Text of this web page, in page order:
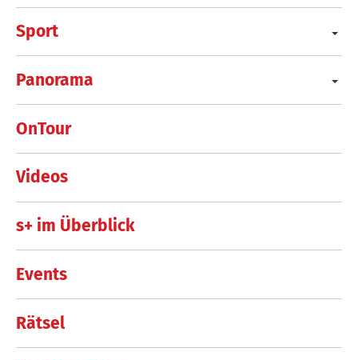
Sport
Panorama
OnTour
Videos
s+ im Überblick
Events
Rätsel